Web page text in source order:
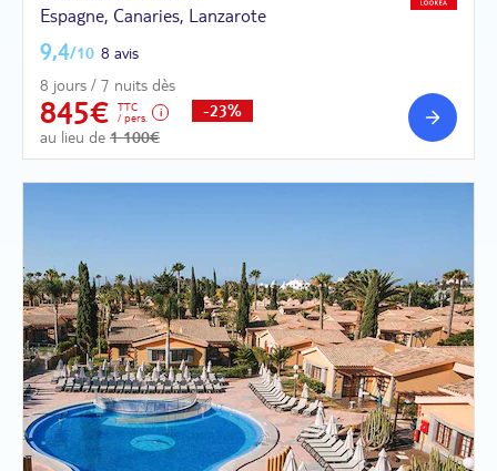
Espagne, Canaries, Lanzarote
9,4/10 8 avis
8 jours / 7 nuits dès
845€
TTC
/ pers.
au lieu de 1 100€
-23%